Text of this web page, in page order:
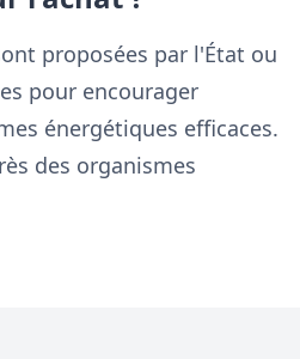
proposées par l'État ou
pour encourager
énergétiques efficaces.
des organismes